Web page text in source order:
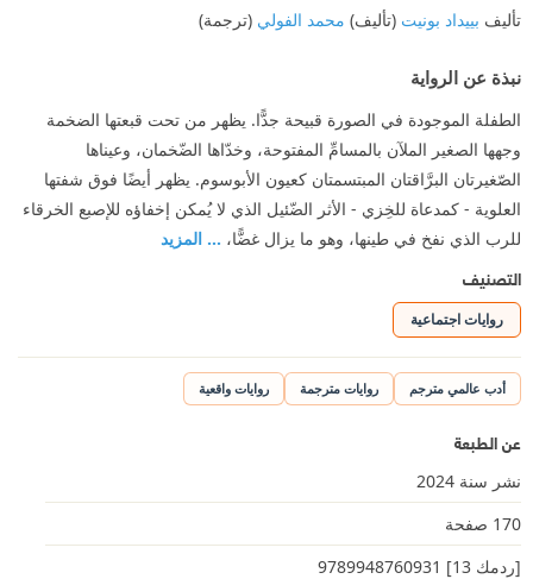
تأليف بييداد بونيت (تأليف) محمد الفولي (ترجمة)
نبذة عن الرواية
الطفلة الموجودة في الصورة قبيحة جدًّا. يظهر من تحت قبعتها الضخمة
وجهها الصغير الملآن بالمسامِّ المفتوحة، وخدّاها الضّخمان، وعيناها
الصّغيرتان البرَّاقتان المبتسمتان كعيون الأبوسوم. يظهر أيضًا فوق شفتها
العلوية - كمدعاة للخِزي - الأثر الضّئيل الذي لا يُمكن إخفاؤه للإصبع الخرقاء
للرب الذي نفخ في طينها، وهو ما يزال غضًّا، ... المزيد
التصنيف
روايات اجتماعية
أدب عالمي مترجم روايات مترجمة روايات واقعية
عن الطبعة
نشر سنة 2024
170 صفحة
[ردمك 13] 9789948760931